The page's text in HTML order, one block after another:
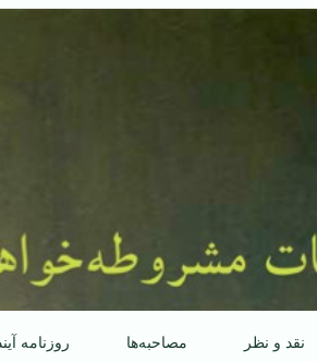
نقد و نظر مصاحبه‌ها روزنامه